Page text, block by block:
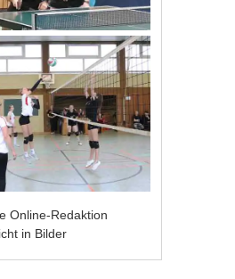
Online-Redaktion
in Bilder